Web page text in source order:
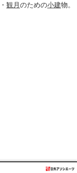
・ 観月のための小建物。